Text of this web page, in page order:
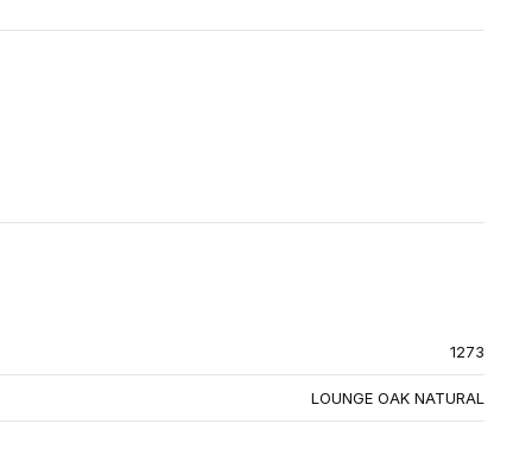
1273
LOUNGE OAK NATURAL